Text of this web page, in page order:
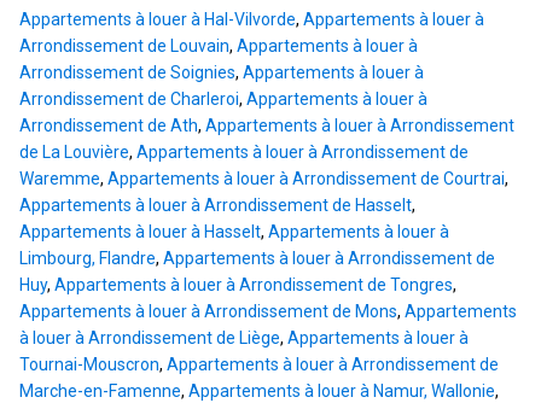
Appartements à louer à Hal-Vilvorde, Appartements à louer à
Arrondissement de Louvain, Appartements à louer à
Arrondissement de Soignies, Appartements à louer à
Arrondissement de Charleroi, Appartements à louer à
Arrondissement de Ath, Appartements à louer à Arrondissement
de La Louvière, Appartements à louer à Arrondissement de
Waremme, Appartements à louer à Arrondissement de Courtrai,
Appartements à louer à Arrondissement de Hasselt,
Appartements à louer à Hasselt, Appartements à louer à
Limbourg, Flandre, Appartements à louer à Arrondissement de
Huy, Appartements à louer à Arrondissement de Tongres,
Appartements à louer à Arrondissement de Mons, Appartements
à louer à Arrondissement de Liège, Appartements à louer à
Tournai-Mouscron, Appartements à louer à Arrondissement de
Marche-en-Famenne, Appartements à louer à Namur, Wallonie,